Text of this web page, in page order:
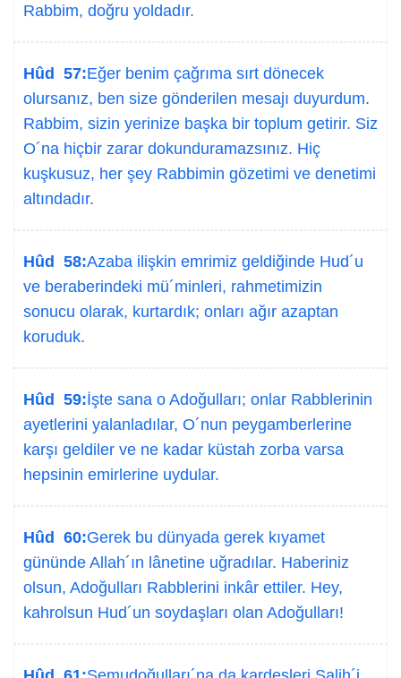
Rabbim, doğru yoldadır.
Hûd 57:Eğer benim çağrıma sırt dönecek
olursanız, ben size gönderilen mesajı duyurdum.
Rabbim, sizin yerinize başka bir toplum getirir. Siz
O´na hiçbir zarar dokunduramazsınız. Hiç
kuşkusuz, her şey Rabbimin gözetimi ve denetimi
altındadır.
Hûd 58:Azaba ilişkin emrimiz geldiğinde Hud´u
ve beraberindeki mü´minleri, rahmetimizin
sonucu olarak, kurtardık; onları ağır azaptan
koruduk.
Hûd 59:İşte sana o Adoğulları; onlar Rabblerinin
ayetlerini yalanladılar, O´nun peygamberlerine
karşı geldiler ve ne kadar küstah zorba varsa
hepsinin emirlerine uydular.
Hûd 60:Gerek bu dünyada gerek kıyamet
gününde Allah´ın lânetine uğradılar. Haberiniz
olsun, Adoğulları Rabblerini inkâr ettiler. Hey,
kahrolsun Hud´un soydaşları olan Adoğulları!